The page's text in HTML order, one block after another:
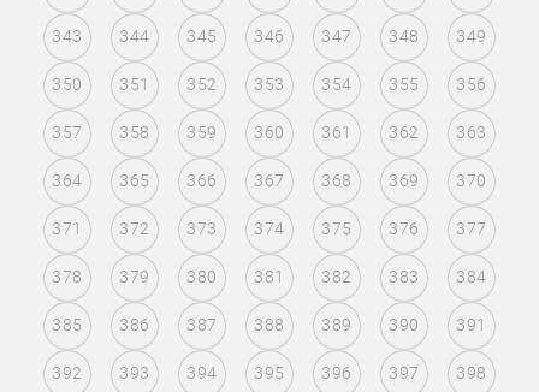
343 344 345 346 347 348 349
350 351 352 353 354 355 356
357 358 359 360 361 362 363
364 365 366 367 368 369 370
371 372 373 374 375 376 377
378 379 380 381 382 383 384
385 386 387 388 389 390 391
392 393 394 395 396 397 398